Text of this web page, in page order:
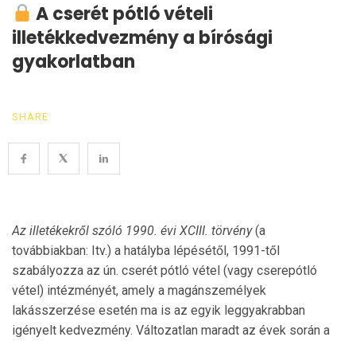
A cserét pótló vételi
illetékkedvezmény a bírósági
gyakorlatban
SHARE
Az illetékekről szóló 1990. évi XCIII. törvény(a
továbbiakban: Itv.) a hatályba lépésétől, 1991-től
szabályozza az ún. cserét pótló vétel (vagy cserepótló
vétel) intézményét, amely a magánszemélyek
lakásszerzése esetén ma is az egyik leggyakrabban
igényelt kedvezmény. Változatlan maradt az évek során a